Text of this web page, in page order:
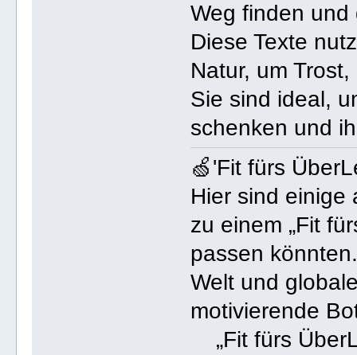
Weg finden und
Diese Texte
Natur, um
Sie sind ideal,
schenken und
🍏'Fit fürs
Hier sind einige
zu einem „Fit
passen
Welt und
motivierende
„Fit fürs